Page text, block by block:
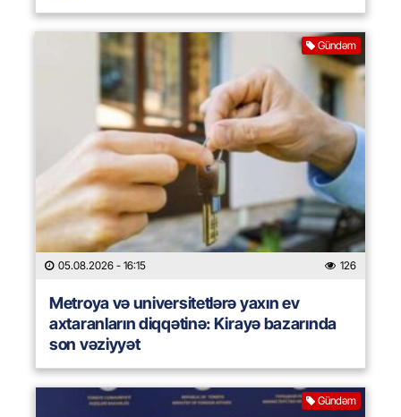
Gündəm
05.08.2026 - 16:15 126
Metroya və universitetlərə yaxın ev
axtaranların diqqətinə: Kirayə bazarında
son vəziyyət
Gündəm